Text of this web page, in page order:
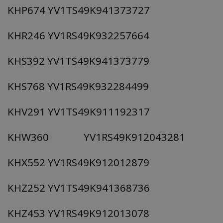
KHP674 YV1TS49K941373727
KHR246 YV1RS49K932257664
KHS392 YV1TS49K941373779
KHS768 YV1RS49K932284499
KHV291 YV1TS49K911192317
KHW360 YV1RS49K912043281
KHX552 YV1RS49K912012879
KHZ252 YV1TS49K941368736
KHZ453 YV1RS49K912013078
ASP.NET_SessionId
Microsoft Corporation
.youtube.com